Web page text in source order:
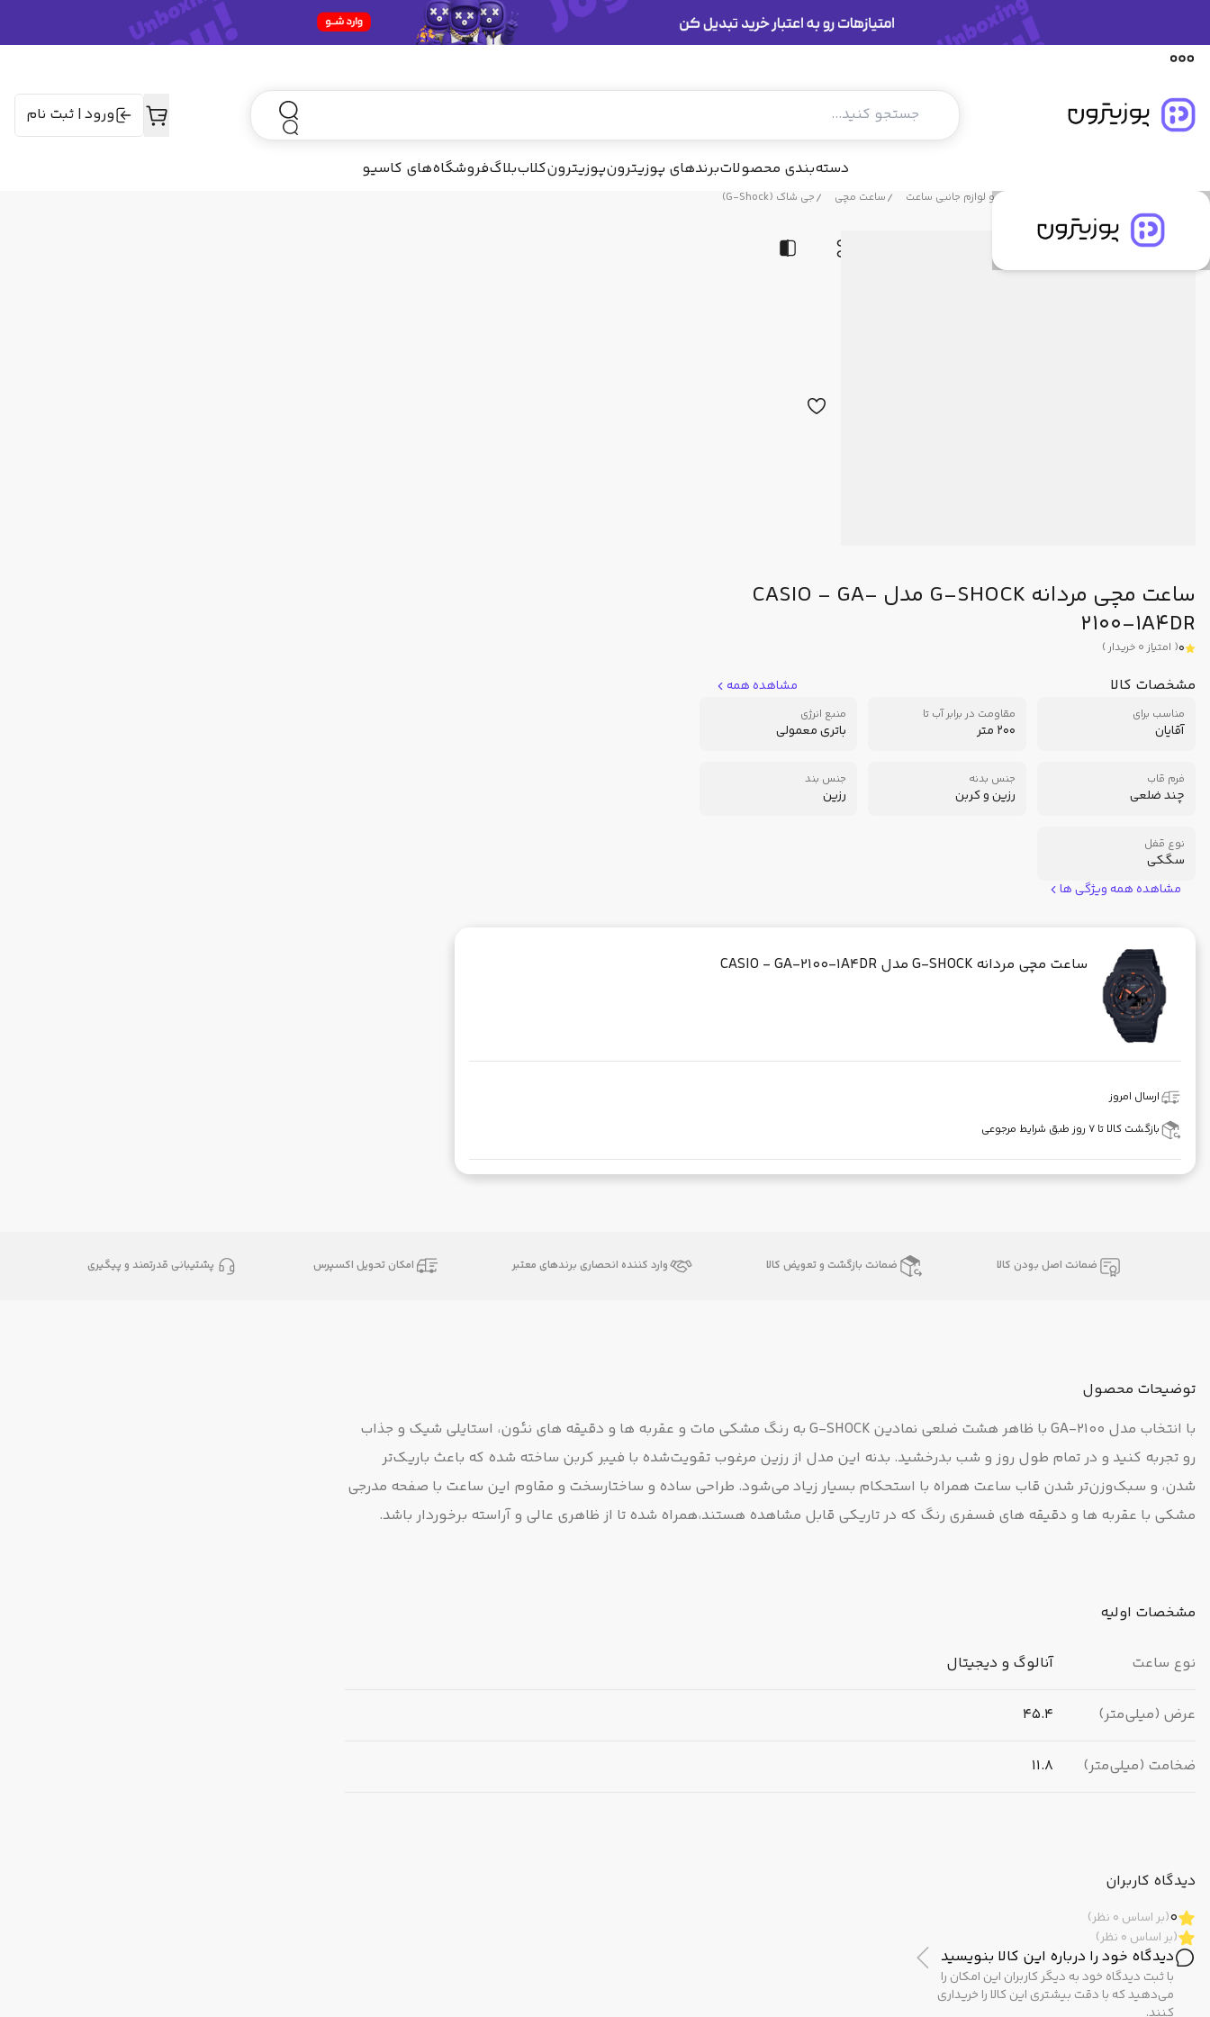
ورود | ثبت نام
دسته‌بندی محصولاتبرندهای پوزیترونپوزیترون‌کلاببلاگفروشگاه‌های کاسیو
جی شاک (G-Shock) ساعت مچی ساعت و لوازم جانبی ساعت
ساعت مچی مردانه G-SHOCK مدل CASIO - GA-
2100-1A4DR
0
( امتیاز 0 خریدار )
مشخصات کالا مشاهده همه
مناسب برای
آقایان
مقاومت در برابر آب تا
200 متر
منبع انرژی
باتری معمولی
فرم قاب
چند ضلعی
جنس بدنه
رزین و کربن
جنس بند
رزین
نوع قفل
سگکی
مشاهده همه ویژگی ها
ساعت مچی مردانه G-SHOCK مدل CASIO - GA-2100-1A4DR
ارسال امروز
بازگشت کالا تا ۷ روز طبق شرایط مرجوعی
ضمانت اصل بودن کالا ضمانت بازگشت و تعویض کالا وارد کننده انحصاری برندهای معتبر امکان تحویل اکسپرس پشتیبانی قدرتمند و پیگیری
مشخصات فنی دیدگاه کاربران پیشنهاد ما
توضیحات محصول
با انتخاب مدل GA-2100 با ظاهر هشت ضلعی نمادین G-SHOCK به رنگ مشکی مات و عقربه ها و دقیقه های نئون، استایلی شیک و جذاب
رو تجربه کنید و در تمام طول روز و شب بدرخشید. بدنه این مدل از رزین مرغوب تقویت‌شده با فیبر کربن ساخته شده که باعث باریک‌تر
شدن، و سبک‌وزن‌تر شدن قاب ساعت همراه با استحکام بسیار زیاد می‌شود. طراحی ساده و ساختارسخت و مقاوم این ساعت با صفحه مدرجی
مشکی با عقربه ها و دقیقه های فسفری رنگ که در تاریکی قابل مشاهده هستند،همراه شده تا از ظاهری عالی و آراسته برخوردار باشد.
مشخصات اولیه
نوع ساعت آنالوگ و دیجیتال
عرض (میلی‌متر) 45.4
ضخامت (میلی‌متر) 11.8
مبدا برند
مشخصات ظاهری
رنگ بدنه مشکی / دودی تیره
دیدگاه کاربران
0(بر اساس 0 نظر)
(بر اساس 0 نظر)
دیدگاه خود را درباره این کالا بنویسید
با ثبت دیدگاه خود به دیگر کاربران این امکان را
می‌دهید که با دقت بیشتری این کالا را خریداری